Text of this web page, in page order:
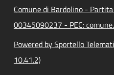
Comune di Bardolino -
00345090237 - PEC:
Powered by Sportello
10.41.2)